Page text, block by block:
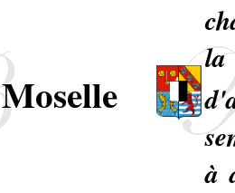
Moselle
la
à